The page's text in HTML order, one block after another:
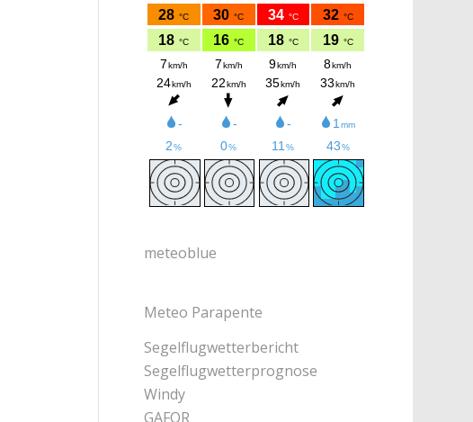
meteoblue
Meteo Parapente
Segelflugwetterbericht
Segelflugwetterprognose
Windy
GAFOR